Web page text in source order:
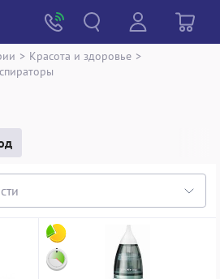
> Красота и здоровье >